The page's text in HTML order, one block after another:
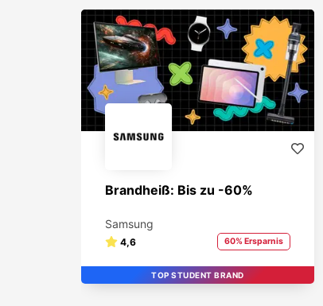
Brandheiß: Bis zu -60%
Samsung
4,6 60% Ersparnis
TOP STUDENT BRAND